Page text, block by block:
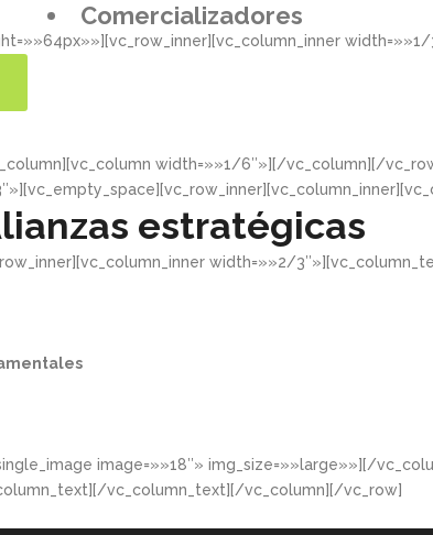
Comercializadores
width=»»1/6″»][/vc_column][/
estratégicas
width=»»2/
image=»»18″» img_size=»»large»»][/
vc_column_text][/vc_column][/vc_row]